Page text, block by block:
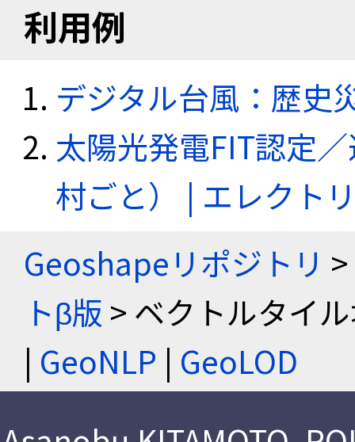
利用例
デジタル台風：歴史
太陽光発電FIT認定
村ごと） | エレクト
Geoshapeリポジトリ >
トβ版 > ベクトルタイ
| GeoNLP | GeoLOD